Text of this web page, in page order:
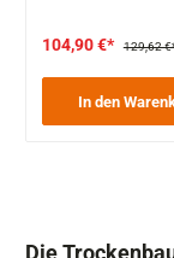
104,90 €* 129,62
In den